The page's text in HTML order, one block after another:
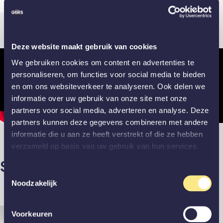
Deze website maakt gebruik van cookies
We gebruiken cookies om content en advertenties te
personaliseren, om functies voor social media te bieden
en om ons websiteverkeer te analyseren. Ook delen we
informatie over uw gebruik van onze site met onze
partners voor social media, adverteren en analyse. Deze
partners kunnen deze gegevens combineren met andere
informatie die u aan ze heeft verstrekt of die ze hebben
verzameld op basis van uw gebruik van hun services.
Toestemmingsselectie
Noodzakelijk
Voorkeuren
Stalen deur brons rookglas